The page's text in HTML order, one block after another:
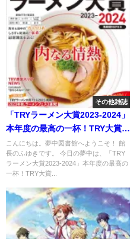
その他雑誌
「TRYラーメン大賞2023-2024」
本年度の最高の一杯！TRY大賞・
TRY新店大賞は？
こんにちは。夢中図書館へようこそ！ 館
長のふゆきです。 今日の夢中は、「TRY
ラーメン大賞2023-2024」本年度の最高の
一杯！TRY大賞...